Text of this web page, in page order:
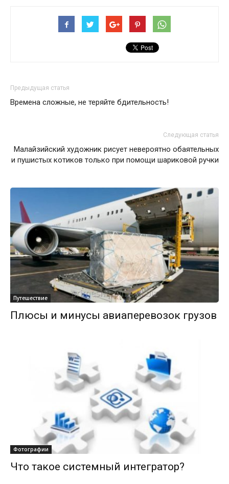
Предыдущая статья
Времена сложные, не теряйте бдительность!
Следующая статья
Малайзийский художник рисует невероятно обаятельных
и пушистых котиков только при помощи шариковой ручки
Путешествие
Плюсы и минусы авиаперевозок грузов
Фотографии
Что такое системный интегратор?